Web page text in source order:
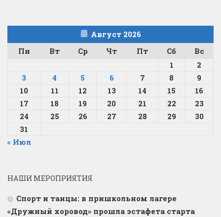
Август 2026
Пн
Вт Ср Чт Пт Сб
Вс
1
2
3
4 5 6 7 8
9
10
11 12 13 14 15
16
17
18 19 20 21 22
23
24
25 26 27 28 29
30
31
« Июл
НАШИ МЕРОПРИЯТИЯ
Спорт и танцы: в пришкольном лагере
«Дружный хоровод» прошла эстафета старта